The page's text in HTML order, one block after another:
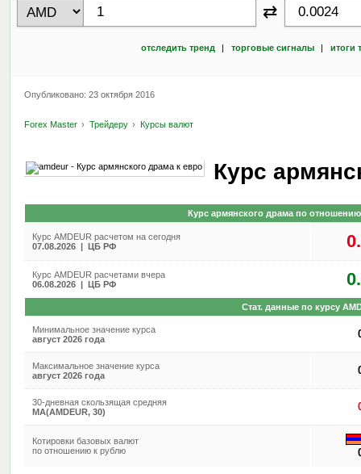
⇄
отследить тренд | торговые сигналы | итоги
Опубликовано: 23 октября 2016
Forex Master Трейдеру Курсы валют
Курс
Курс армянского драма по
Курс AMDEUR расчетом на сегодня
07.08.2026 | ЦБ РФ
Курс AMDEUR расчетами вчера
06.08.2026 | ЦБ РФ
Стат. данные по курсу
Минимальное значение курса
август 2026 года
Максимальное значение курса
август 2026 года
30-дневная скользящая средняя
MA(AMDEUR, 30)
Котировки базовых валют
по отношению к рублю